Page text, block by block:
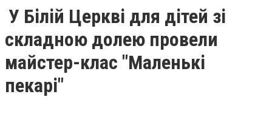
У Білій Церкві для дітей зі
складною долею провели
майстер-клас "Маленькі
пекарі"